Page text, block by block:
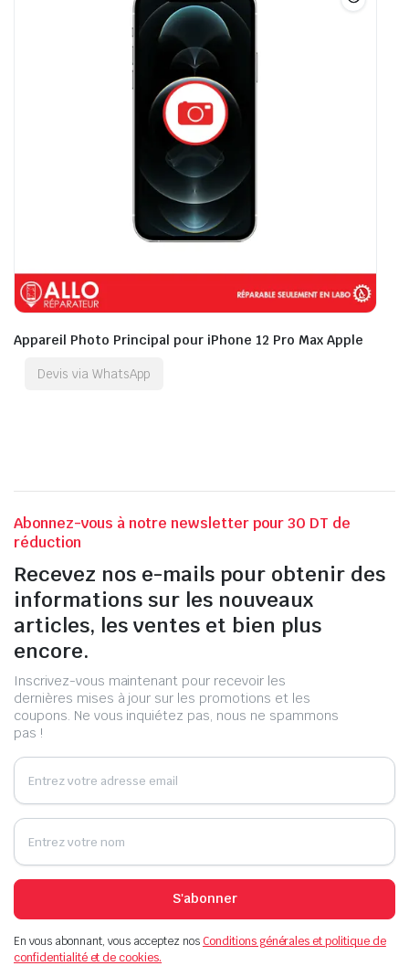
Appareil Photo Principal pour iPhone 12 Pro Max Apple
Devis via WhatsApp
Abonnez-vous à notre newsletter pour 30 DT de
réduction
Recevez nos e-mails pour obtenir des
informations sur les nouveaux
articles, les ventes et bien plus
encore.
Inscrivez-vous maintenant pour recevoir les
dernières mises à jour sur les promotions et les
coupons. Ne vous inquiétez pas, nous ne spammons
pas !
S'abonner
En vous abonnant, vous acceptez nosConditions générales et politique de
confidentialité et de cookies.